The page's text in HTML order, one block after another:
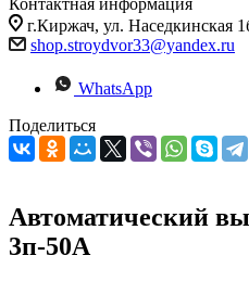
Контактная информация
г.Киржач, ул. Наседкинская
shop.stroydvor33@yandex.ru
WhatsApp
Поделиться
Автоматический
3п-50А